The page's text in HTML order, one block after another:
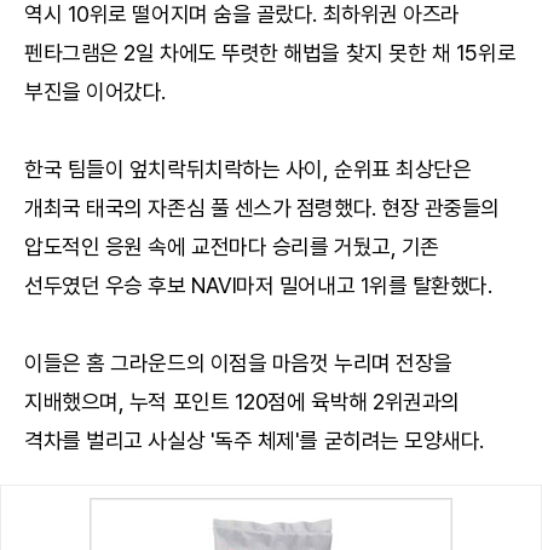
역시 10위로 떨어지며 숨을 골랐다. 최하위권 아즈라
펜타그램은 2일 차에도 뚜렷한 해법을 찾지 못한 채 15위로
부진을 이어갔다.
한국 팀들이 엎치락뒤치락하는 사이, 순위표 최상단은
개최국 태국의 자존심 풀 센스가 점령했다. 현장 관중들의
압도적인 응원 속에 교전마다 승리를 거뒀고, 기존
선두였던 우승 후보 NAVI마저 밀어내고 1위를 탈환했다.
이들은 홈 그라운드의 이점을 마음껏 누리며 전장을
지배했으며, 누적 포인트 120점에 육박해 2위권과의
격차를 벌리고 사실상 '독주 체제'를 굳히려는 모양새다.